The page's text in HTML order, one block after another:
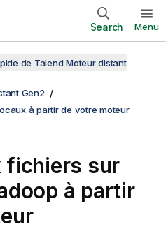
Search Menu
de Talend Moteur distant
Gen2
à partir de votre moteur
fichiers sur
à partir